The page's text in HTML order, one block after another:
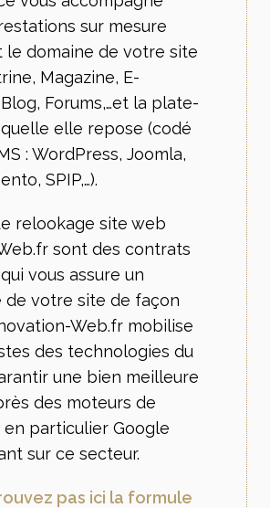
sur mesure
le domaine de votre site
Magazine, E-
Forums,…et la plate-
elle repose (codé
: WordPress, Joomla,
SPIP,…).
relookage site web
sont des contrats
vous assure un
de votre site de façon
Web.fr mobilise
des technologies du
une bien meilleure
des moteurs de
particulier Google
sur ce secteur.
pas ici la formule